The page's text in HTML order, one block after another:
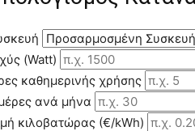
(Watt)
καθημερινής χρήσης
ανά μήνα
κιλοβατώρας (€/kWh)